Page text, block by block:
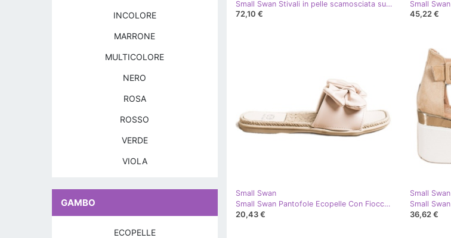
Small Swan Stivali in pelle scamosciata su un tacco alto beige
72,10 € 45,22 €
Small Swan
Small Swan Pantofole Ecopelle Con Fiocco beige
20,43 €
Small Swan
36,62 €
INCOLORE
MARRONE
MULTICOLORE
NERO
ROSA
ROSSO
VERDE
VIOLA
GAMBO
ECOPELLE